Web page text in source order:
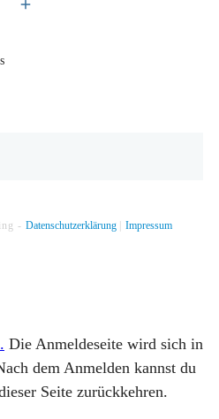
- Datenschutzerklärung Impressum
Die Anmeldeseite wird sich in
dem Anmelden kannst du
Seite zurückkehren.